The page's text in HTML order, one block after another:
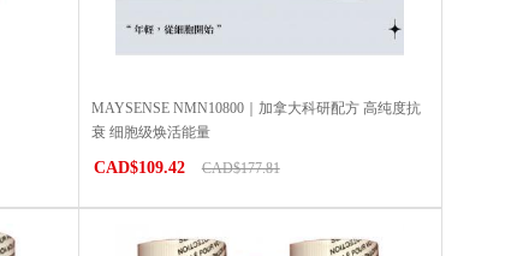
MAYSENSE NMN10800｜加拿大科研配方 高纯度抗
衰 细胞级焕活能量
CAD$109.42 CAD$177.81